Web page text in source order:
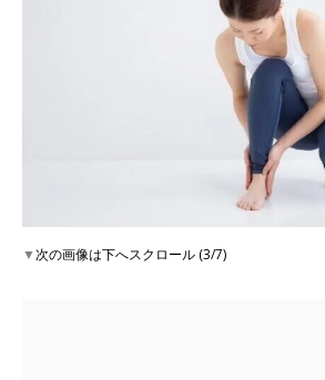
▼次の画像は下へスクロール (3/7)